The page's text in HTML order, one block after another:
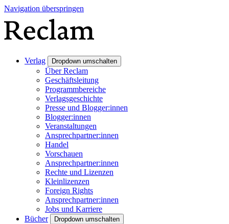
Navigation überspringen
Verlag Dropdown umschalten
Über Reclam
Geschäftsleitung
Programmbereiche
Verlagsgeschichte
Presse und Blogger:innen
Blogger:innen
Veranstaltungen
Ansprechpartner:innen
Handel
Vorschauen
Ansprechpartner:innen
Rechte und Lizenzen
Kleinlizenzen
Foreign Rights
Ansprechpartner:innen
Jobs und Karriere
Bücher
Dropdown umschalten